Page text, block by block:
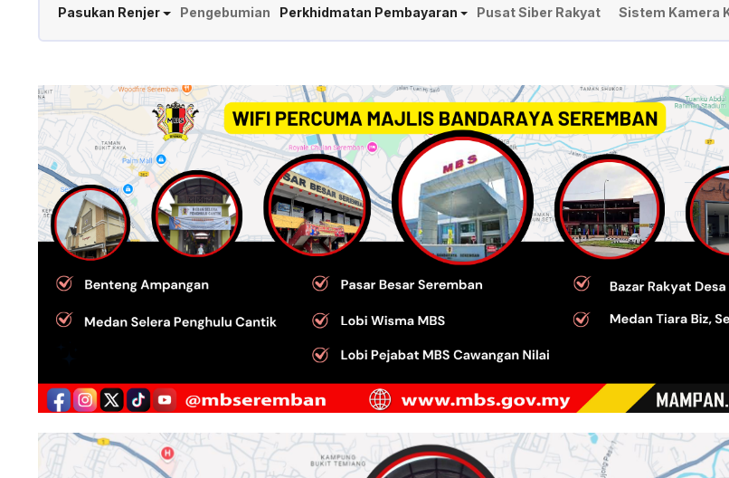
Pasukan Renjer
Pengebumian Perkhidmatan Pembayaran Pusat Siber Rakyat Sistem Kamera
PERTANDINGAN BOLA JARING PIALA
DATUK BANDAR MAJLIS BANDARAYA
SEREMBAN